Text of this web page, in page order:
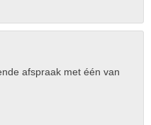
afspraak met één van